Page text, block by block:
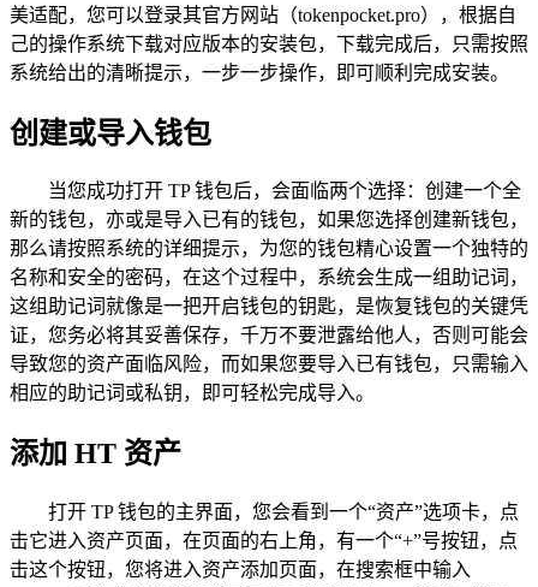
美适配，您可以登录其官方网站（tokenpocket.pro），根据自
己的操作系统下载对应版本的安装包，下载完成后，只需按照
系统给出的清晰提示，一步一步操作，即可顺利完成安装。
创建或导入钱包
当您成功打开 TP 钱包后，会面临两个选择：创建一个全
新的钱包，亦或是导入已有的钱包，如果您选择创建新钱包，
那么请按照系统的详细提示，为您的钱包精心设置一个独特的
名称和安全的密码，在这个过程中，系统会生成一组助记词，
这组助记词就像是一把开启钱包的钥匙，是恢复钱包的关键凭
证，您务必将其妥善保存，千万不要泄露给他人，否则可能会
导致您的资产面临风险，而如果您要导入已有钱包，只需输入
相应的助记词或私钥，即可轻松完成导入。
添加 HT 资产
打开 TP 钱包的主界面，您会看到一个“资产”选项卡，点
击它进入资产页面，在页面的右上角，有一个“+”号按钮，点
击这个按钮，您将进入资产添加页面，在搜索框中输入